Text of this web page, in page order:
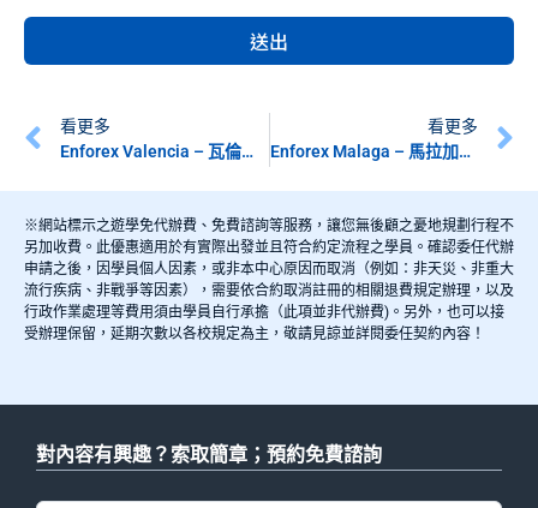
送出
看更多
Enforex Valencia – 瓦倫西亞語言學校 – 西班牙遊學
看更多
Enforex Malaga – 馬拉加語言學校 – 西班牙遊學
※網站標示之遊學免代辦費、免費諮詢等服務，讓您無後顧之憂地規劃行程不
另加收費。此優惠適用於有實際出發並且符合約定流程之學員。確認委任代辦
申請之後，因學員個人因素，或非本中心原因而取消（例如：非天災、非重大
流行疾病、非戰爭等因素），需要依合約取消註冊的相關退費規定辦理，以及
行政作業處理等費用須由學員自行承擔（此項並非代辦費)。另外，也可以接
受辦理保留，延期次數以各校規定為主，敬請見諒並詳閱委任契約內容！
對內容有興趣？索取簡章；預約免費諮詢